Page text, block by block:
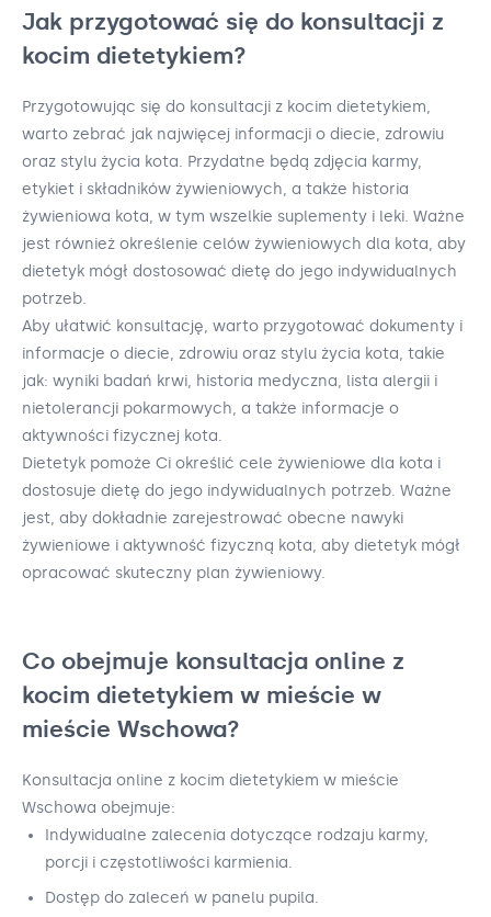
Jak przygotować się do konsultacji z
kocim dietetykiem?
Przygotowując się do konsultacji z kocim dietetykiem,
warto zebrać jak najwięcej informacji o diecie, zdrowiu
oraz stylu życia kota. Przydatne będą zdjęcia karmy,
etykiet i składników żywieniowych, a także historia
żywieniowa kota, w tym wszelkie suplementy i leki. Ważne
jest również określenie celów żywieniowych dla kota, aby
dietetyk mógł dostosować dietę do jego indywidualnych
potrzeb.
Aby ułatwić konsultację, warto przygotować dokumenty i
informacje o diecie, zdrowiu oraz stylu życia kota, takie
jak: wyniki badań krwi, historia medyczna, lista alergii i
nietolerancji pokarmowych, a także informacje o
aktywności fizycznej kota.
Dietetyk pomoże Ci określić cele żywieniowe dla kota i
dostosuje dietę do jego indywidualnych potrzeb. Ważne
jest, aby dokładnie zarejestrować obecne nawyki
żywieniowe i aktywność fizyczną kota, aby dietetyk mógł
opracować skuteczny plan żywieniowy.
Co obejmuje konsultacja online z
kocim dietetykiem w mieście w
mieście Wschowa?
Konsultacja online z kocim dietetykiem w mieście
Wschowa obejmuje:
Indywidualne zalecenia dotyczące rodzaju karmy,
porcji i częstotliwości karmienia.
Dostęp do zaleceń w panelu pupila.